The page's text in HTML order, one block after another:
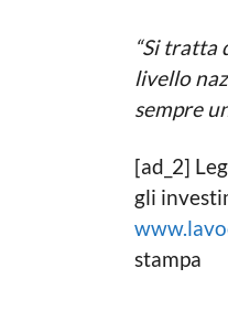
“Si tratta
livello
sempre
[ad_2]
gli
stampa